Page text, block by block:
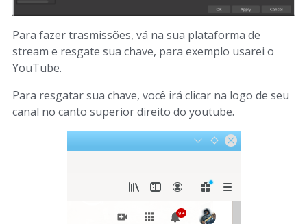
Para fazer trasmissões, vá na sua plataforma de
stream e resgate sua chave, para exemplo usarei o
YouTube.
Para resgatar sua chave, você irá clicar na logo de seu
canal no canto superior direito do youtube.